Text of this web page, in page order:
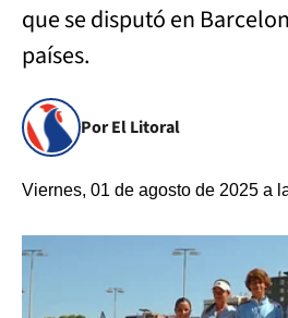
que se disputó en
países.
Por El Litoral
Viernes, 01 de agosto de 2025 a